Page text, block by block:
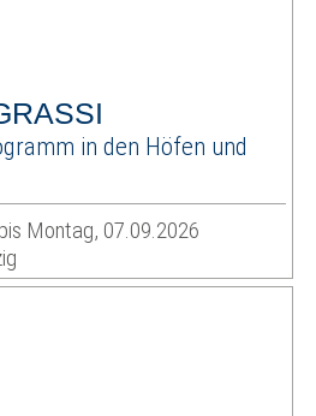
in den Höfen und
Montag, 07.09.2026